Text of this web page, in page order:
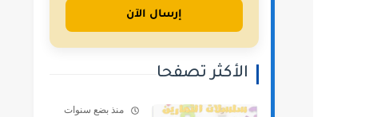
إرسال الآن
الأكثر تصفحا
منذ بضع سنوات